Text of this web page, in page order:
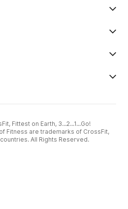
Fittest on Earth, 3...2...1...Go!
Fitness are trademarks of CrossFit,
All Rights Reserved.